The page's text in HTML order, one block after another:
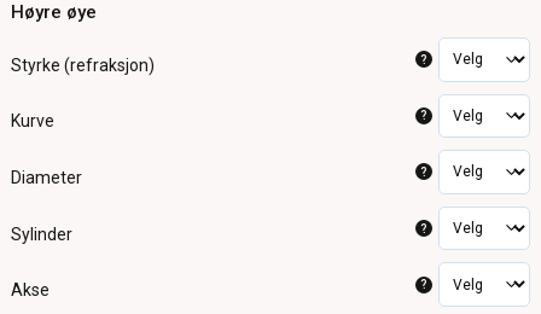
Høyre øye
Styrke (refraksjon) ?
Kurve ?
Diameter ?
Sylinder ?
Akse ?